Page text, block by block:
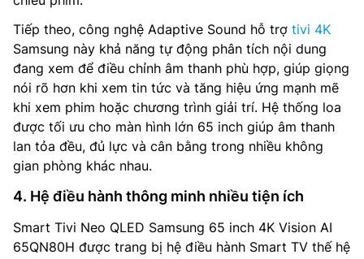
Tiếp theo, công nghệ Adaptive Sound hỗ trợ tivi 4K
Samsung này khả năng tự động phân tích nội dung
đang xem để điều chỉnh âm thanh phù hợp, giúp giọng
nói rõ hơn khi xem tin tức và tăng hiệu ứng mạnh mẽ
khi xem phim hoặc chương trình giải trí. Hệ thống loa
được tối ưu cho màn hình lớn 65 inch giúp âm thanh
lan tỏa đều, đủ lực và cân bằng trong nhiều không
gian phòng khác nhau.
4. Hệ điều hành thông minh nhiều tiện ích
Smart Tivi Neo QLED Samsung 65 inch 4K Vision AI
65QN80H được trang bị hệ điều hành Smart TV thế hệ